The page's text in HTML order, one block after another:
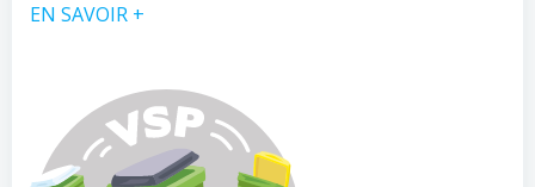
EN SAVOIR +